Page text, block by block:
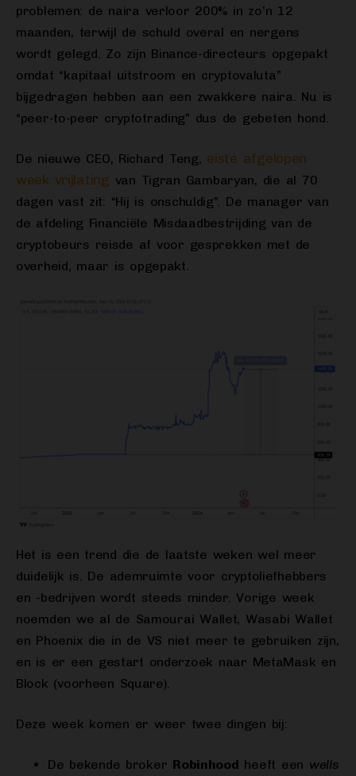
problemen: de naira verloor 200% in zo’n 12
maanden, terwijl de schuld overal en nergens
wordt gelegd. Zo zijn Binance-directeurs opgepakt
omdat “kapitaal uitstroom en cryptovaluta”
bijgedragen hebben aan een zwakkere naira. Nu is
“peer-to-peer cryptotrading” dus de gebeten hond.
De nieuwe CEO, Richard Teng, eiste afgelopen
week vrijlating van Tigran Gambaryan, die al 70
dagen vast zit: “Hij is onschuldig”. De manager van
de afdeling Financiële Misdaadbestrijding van de
cryptobeurs reisde af voor gesprekken met de
overheid, maar is opgepakt.
Het is een trend die de laatste weken wel meer
duidelijk is. De ademruimte voor cryptoliefhebbers
en -bedrijven wordt steeds minder. Vorige week
noemden we al de Samourai Wallet, Wasabi Wallet
en Phoenix die in de VS niet meer te gebruiken zijn,
en is er een gestart onderzoek naar MetaMask en
Block (voorheen Square).
Deze week komen er weer twee dingen bij:
De bekende broker Robinhood heeft een wells